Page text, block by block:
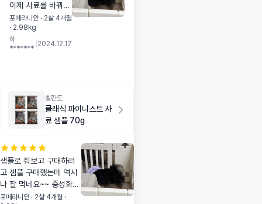
t het belooft. 우
리는 이 제품을 꽤
오랫동안 사용하고
있는데, 우리 도베
잘 먹더라고요. 결
과에도 매우 만족하
고 있어요. 이 제품
확실히 보여줍니다!
이제 사료를 바꿔야
하는데 퍼피 사료에
서 굿씨 어덜트로
넘어갈까 고민중이
며 먹이고 있어요!!
포메라니안 · 2살 4개월
· 2.98kg
하
*******
2024.12.17
벨칸도
클래식 파이니스트 사
료 샘플 70g
샘플로 줘보고 구매하려
고 샘플 구매했는데 역시
나 잘 먹네요~~ 중성화해
서 사료를 바꿔야하는데
포메라니안 · 2살 4개월 ·